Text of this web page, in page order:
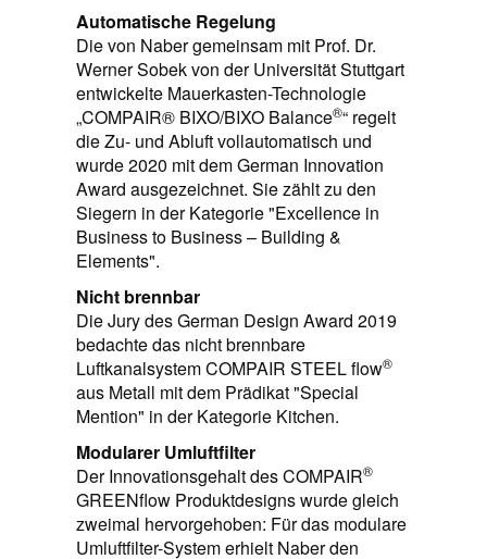
Automatische Regelung
Die von Naber gemeinsam mit Prof. Dr.
Werner Sobek von der Universität Stuttgart
entwickelte Mauerkasten-Technologie
„COMPAIR® BIXO/BIXO Balance®“ regelt
die Zu- und Abluft vollautomatisch und
wurde 2020 mit dem German Innovation
Award ausgezeichnet. Sie zählt zu den
Siegern in der Kategorie "Excellence in
Business to Business – Building &
Elements".
Nicht brennbar
Die Jury des German Design Award 2019
bedachte das nicht brennbare
Luftkanalsystem COMPAIR STEEL flow®
aus Metall mit dem Prädikat "Special
Mention" in der Kategorie Kitchen.
Modularer Umluftfilter
Der Innovationsgehalt des COMPAIR®
GREENflow Produktdesigns wurde gleich
zweimal hervorgehoben: Für das modulare
Umluftfilter-System erhielt Naber den